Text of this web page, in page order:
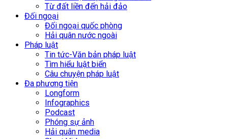
Từ đất liền đến hải đảo
Đối ngoại
Đối ngoại quốc phòng
Hải quân nước ngoài
Pháp luật
Tin tức-Văn bản pháp luật
Tìm hiểu luật biển
Câu chuyện pháp luật
Đa phương tiện
Longform
Infographics
Podcast
Phóng sự ảnh
Hải quân media